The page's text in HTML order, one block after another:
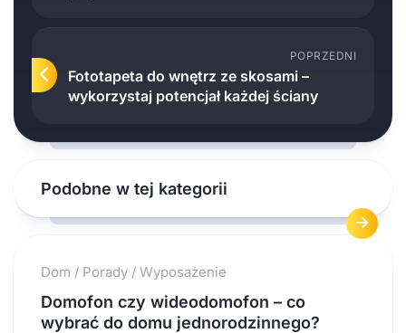
POPRZEDNI
​Fototapeta do wnętrz ze skosami –
wykorzystaj potencjał każdej ściany
Podobne w tej kategorii
Dom / Porady / Wyposażenie
Domofon czy wideodomofon – co
wybrać do domu jednorodzinnego?